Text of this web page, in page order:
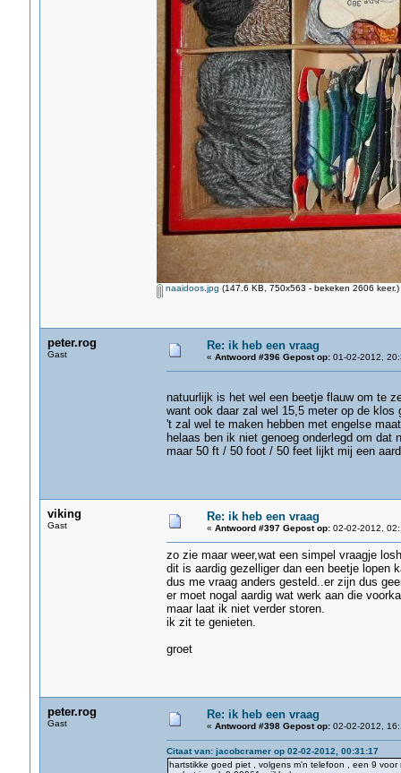
naaidoos.jpg (147.6 KB, 750x563 - bekeken 2606 keer.)
peter.rog
Gast
Re: ik heb een vraag
« Antwoord #396 Gepost op:01-02-2012,
natuurlijk is het wel een beetje flauw om te
want ook daar zal wel 15,5 meter op de klos
't zal wel te maken hebben met engelse
helaas ben ik niet genoeg onderlegd om dat
maar 50 ft / 50 foot / 50 feet lijkt mij een
viking
Gast
Re: ik heb een vraag
« Antwoord #397 Gepost op:02-02-2012,
zo zie maar weer,wat een simpel vraagje
dit is aardig gezelliger dan een beetje lopen
dus me vraag anders gesteld..er zijn dus
er moet nogal aardig wat werk aan die
maar laat ik niet verder storen.
ik zit te genieten.
groet
peter.rog
Gast
Re: ik heb een vraag
« Antwoord #398 Gepost op:02-02-2012,
Citaat van: jacobcramer op 02-02-2012, 00:31:17
hartstikke goed piet , volgens m'n telefoon , een 9 voor